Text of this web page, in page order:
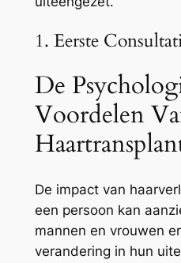
1. Eerste
De
Voordelen
De impact van
een persoon kan
mannen en vrouwen
verandering in hun